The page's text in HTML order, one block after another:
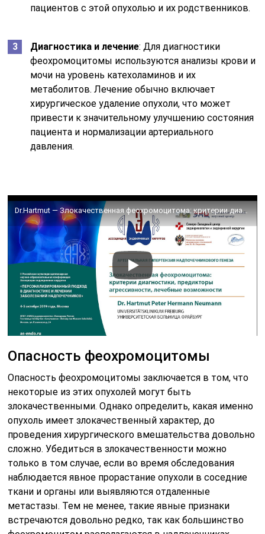
пациентов с этой опухолью и их родственников.
Диагностика и лечение: Для диагностики
феохромоцитомы используются анализы крови и
мочи на уровень катехоламинов и их
метаболитов. Лечение обычно включает
хирургическое удаление опухоли, что может
привести к значительному улучшению состояния
пациента и нормализации артериального
давления.
Dr.Hartmut — Злокачественная феохромоцитома: критерии диагностики, предикторы агрессивности
Опасность феохромоцитомы
Опасность феохромоцитомы заключается в том, что
некоторые из этих опухолей могут быть
злокачественными. Однако определить, какая именно
опухоль имеет злокачественный характер, до
проведения хирургического вмешательства довольно
сложно. Убедиться в злокачественности можно
только в том случае, если во время обследования
наблюдается явное прорастание опухоли в соседние
ткани и органы или выявляются отдаленные
метастазы. Тем не менее, такие явные признаки
встречаются довольно редко, так как большинство